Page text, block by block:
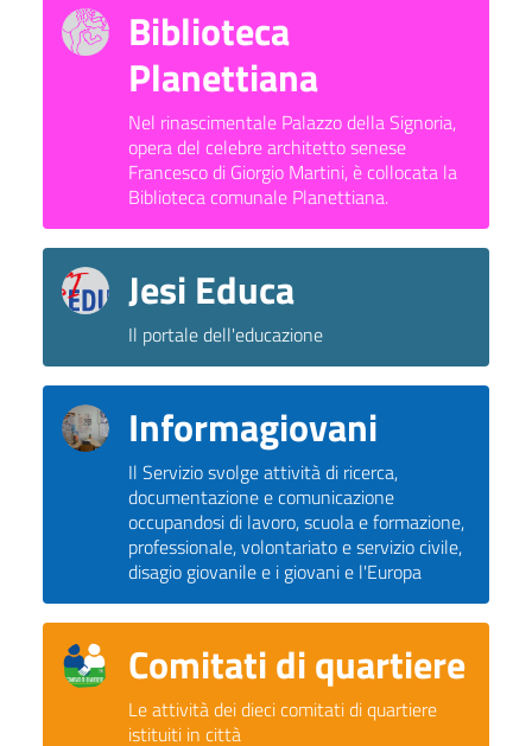
Biblioteca
Planettiana
Nel rinascimentale Palazzo della Signoria,
opera del celebre architetto senese
Francesco di Giorgio Martini, è collocata la
Biblioteca comunale Planettiana.
Jesi Educa
Il portale dell'educazione
Informagiovani
Il Servizio svolge attività di ricerca,
documentazione e comunicazione
occupandosi di lavoro, scuola e formazione,
professionale, volontariato e servizio civile,
disagio giovanile e i giovani e l'Europa
Comitati di quartiere
Le attività dei dieci comitati di quartiere
istituiti in città